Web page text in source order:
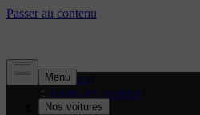
Assistance
Toutes les voitures
ES90 2027